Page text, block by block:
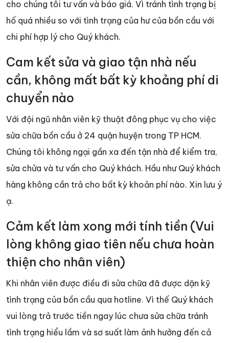
cho chúng tôi tư vấn và báo giá. Vì tránh tình trạng bị
hố quá nhiều so với tình trạng của hư của bồn cầu với
chi phí hợp lý cho Quý khách.
Cam kết sửa và giao tận nhà nếu
cần, không mất bất kỳ khoảng phí di
chuyển nào
Với đội ngũ nhân viên kỹ thuật đông phục vụ cho việc
sửa chữa bồn cầu ở 24 quận huyện trong TP HCM.
Chúng tôi không ngại gần xa đến tận nhà để kiểm tra,
sửa chửa và tư vấn cho Quý khách. Hầu như Quý khách
hàng không cần trả cho bất kỳ khoản phí nào. Xin lưu ý
ạ.
Cảm kết làm xong mới tính tiền (Vui
lòng không giao tiên nếu chưa hoàn
thiện cho nhân viên)
Khi nhân viên được điều đi sửa chữa đã được dặn kỹ
tình trạng của bồn cầu qua hotline. Vì thế Quý khách
vui lòng trả trước tiền ngay lúc chưa sửa chữa tránh
tình trạng hiểu lầm và sơ suất làm ảnh hưởng đến cả